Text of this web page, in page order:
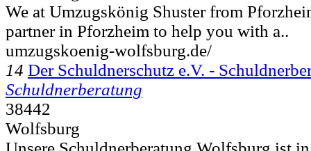
We at Umzugskönig Shuster from
partner in Pforzheim to help you with a..
umzugskoenig-wolfsburg.de/
14 Der Schuldnerschutz e.V. -
Schuldnerberatung
38442
Wolfsburg